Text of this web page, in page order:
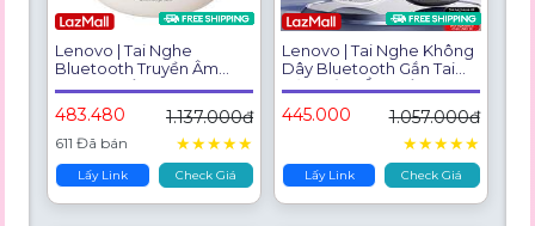
Lenovo | Tai Nghe
Bluetooth Truyền Âm
Xương Thể Thao Kháng
Ồn
483.480 1.137.000đ
611 Đã bán ★★★★★
Lấy Link Check Giá
Lenovo | Tai Nghe Không
Dây Bluetooth Gắn Tai
Hủy Tiếng Ồn Thể Thao
Mới 2026
445.000
1.057.000đ
★★★★★
Lấy Link Check Giá